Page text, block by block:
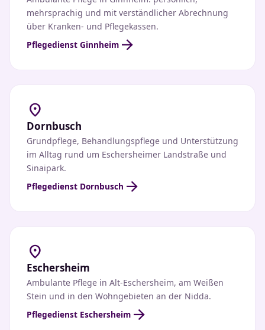
mehrsprachig und mit verständlicher Abrechnung
über Kranken- und Pflegekassen.
Pflegedienst Ginnheim arrow_forward
location_on
Dornbusch
Grundpflege, Behandlungspflege und Unterstützung
im Alltag rund um Eschersheimer Landstraße und
Sinaipark.
Pflegedienst Dornbusch arrow_forward
location_on
Eschersheim
Ambulante Pflege in Alt-Eschersheim, am Weißen
Stein und in den Wohngebieten an der Nidda.
Pflegedienst Eschersheim arrow_forward